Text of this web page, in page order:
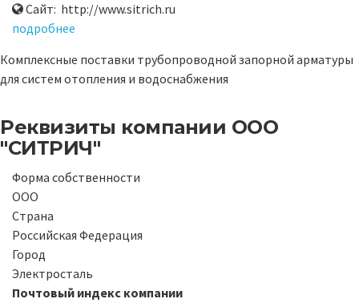
Сайт: http://www.sitrich.ru
подробнее
Комплексные поставки трубопроводной запорной арматуры
для систем отопления и водоснабжения
Реквизиты компании ООО
"CИТРИЧ"
Форма собственности
ООО
Страна
Российская Федерация
Город
Электросталь
Почтовый индекс компании